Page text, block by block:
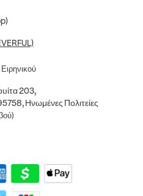
203,
Ηνωμένες Πολιτείες